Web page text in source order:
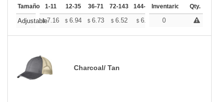
Tamaño 1-11 12-35 36-71 72-143 144-287 288 + Mas
Inventario Qty.
Adjustable
$7.16 $ 6.94 $ 6.73 $ 6.52 $ 6.31 $ +
0
Charcoal/ Tan